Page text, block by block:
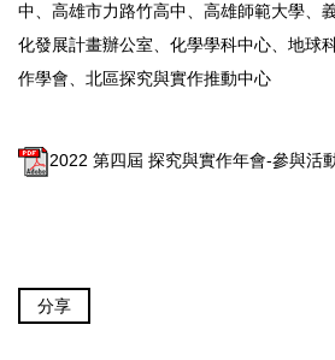
中、高雄市力路竹高中、高雄師範大學、
化發展計畫辦公室、化學學科中心、地球
作學會、北區探究與實作推動中心
2022 第四屆 探究與實作年會-參與活
分享